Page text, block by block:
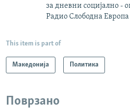
за дневни социјално -
Радио Слободна Европа
This item is part of
Македонија Политика
Поврзано